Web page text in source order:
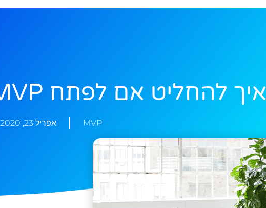
איך להחליט אם לפתח MVP? טיפים מאיתנו!
MVP אפריל 23, 2020